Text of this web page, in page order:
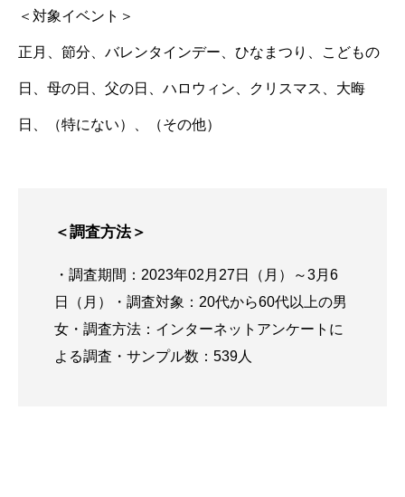
＜対象イベント＞
正月、節分、バレンタインデー、ひなまつり、こどもの
日、母の日、父の日、ハロウィン、クリスマス、大晦
日、（特にない）、（その他）
＜調査方法＞
・調査期間：2023年02月27日（月）～3月6
日（月）・調査対象：20代から60代以上の男
女・調査方法：インターネットアンケートに
よる調査・サンプル数：539人